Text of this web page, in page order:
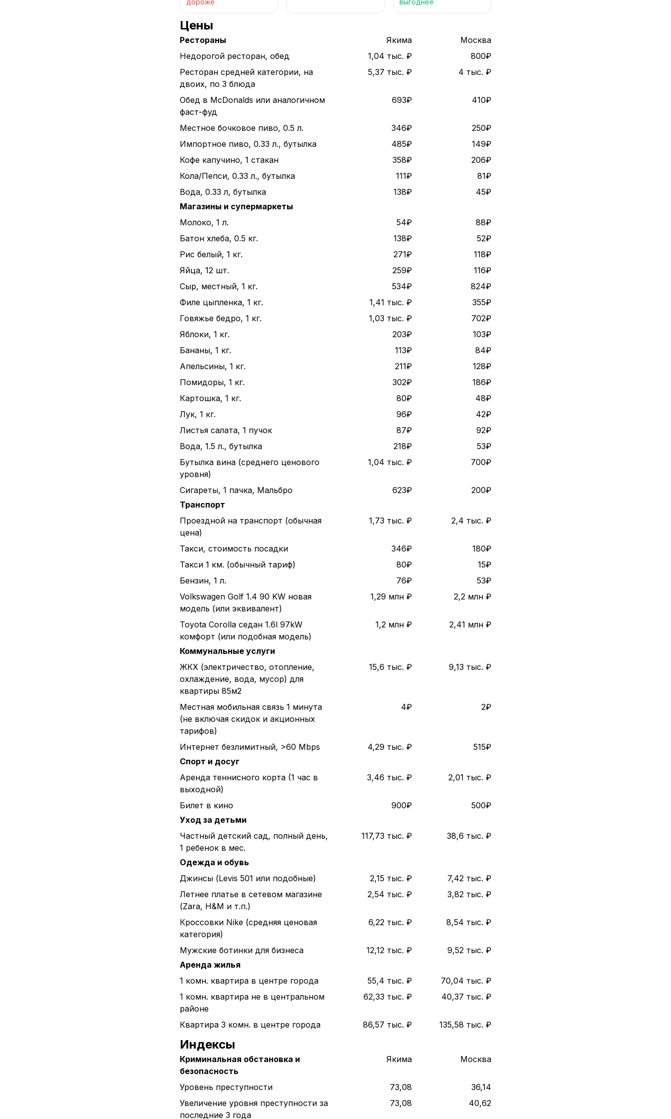
дороже выгоднее
Цены
Рестораны Якима
Москва
Недорогой ресторан, обед
1,04 тыс. ₽
800₽
Ресторан средней категории, на
двоих, по 3 блюда
5,37 тыс. ₽ 4 тыс. ₽
Обед в McDonalds или аналогичном
фаст-фуд
693₽ 410₽
Местное бочковое пиво, 0.5 л. 346₽
250₽
Импортное пиво, 0.33 л., бутылка
485₽
149₽
Кофе капучино, 1 стакан
358₽
206₽
Кола/Пепси, 0.33 л., бутылка
111₽
81₽
Вода, 0.33 л, бутылка
138₽
45₽
Магазины и супермаркеты
Молоко, 1 л.
54₽
88₽
Батон хлеба, 0.5 кг.
138₽
52₽
Рис белый, 1 кг.
271₽
118₽
Яйца, 12 шт.
259₽
116₽
Сыр, местный, 1 кг.
534₽
824₽
Филе цыпленка, 1 кг.
1,41 тыс. ₽
355₽
Говяжье бедро, 1 кг.
1,03 тыс. ₽
702₽
Яблоки, 1 кг.
203₽
103₽
Бананы, 1 кг.
113₽
84₽
Апельсины, 1 кг.
211₽
128₽
Помидоры, 1 кг.
302₽
186₽
Картошка, 1 кг.
80₽
48₽
Лук, 1 кг.
96₽
42₽
Листья салата, 1 пучок
87₽
92₽
Вода, 1.5 л., бутылка
218₽
53₽
Бутылка вина (среднего ценового
уровня)
1,04 тыс. ₽ 700₽
Сигареты, 1 пачка, Мальбро 623₽
200₽
Транспорт
Проездной на транспорт (обычная
цена)
1,73 тыс. ₽ 2,4 тыс. ₽
Такси, стоимость посадки 346₽
180₽
Такси 1 км. (обычный тариф)
80₽
15₽
Бензин, 1 л.
76₽
53₽
Volkswagen Golf 1.4 90 KW новая
модель (или эквивалент)
1,29 млн ₽ 2,2 млн ₽
Toyota Corolla седан 1.6l 97kW
комфорт (или подобная модель)
1,2 млн ₽ 2,41 млн ₽
Коммунальные услуги
ЖКХ (электричество, отопление,
охлаждение, вода, мусор) для
квартиры 85м2
15,6 тыс. ₽ 9,13 тыс. ₽
Местная мобильная связь 1 минута
(не включая скидок и акционных
тарифов)
4₽ 2₽
Интернет безлимитный, >60 Mbps 4,29 тыс. ₽
515₽
Спорт и досуг
Аренда теннисного корта (1 час в
выходной)
3,46 тыс. ₽ 2,01 тыс. ₽
Билет в кино 900₽
500₽
Уход за детьми
Частный детский сад, полный день,
1 ребенок в мес.
117,73 тыс. ₽ 38,6 тыс. ₽
Одежда и обувь
Джинсы (Levis 501 или подобные)
2,15 тыс. ₽
7,42 тыс. ₽
Летнее платье в сетевом магазине
(Zara, H&M и т.п.)
2,54 тыс. ₽ 3,82 тыс. ₽
Кроссовки Nike (средняя ценовая
категория)
6,22 тыс. ₽ 8,54 тыс. ₽
Мужские ботинки для бизнеса 12,12 тыс. ₽
9,52 тыс. ₽
Аренда жилья
1 комн. квартира в центре города
55,4 тыс. ₽
70,04 тыс. ₽
1 комн. квартира не в центральном
районе
62,33 тыс. ₽ 40,37 тыс. ₽
Квартира 3 комн. в центре города 86,57 тыс. ₽ 135,58 тыс. ₽
Индексы
Криминальная обстановка и
безопасность
Якима Москва
Уровень преступности 73,08
36,14
Увеличение уровня преступности за
последние 3 года
73,08 40,62